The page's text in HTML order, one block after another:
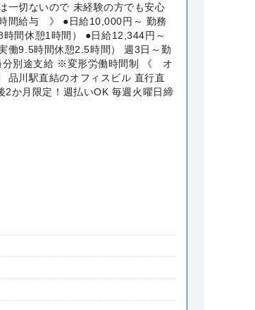
一切ないので 未経験の方でも安心
間給与 》 ●日給10,000円～ 勤務
間休憩1時間） ●日給12,344円～
働9.5時間休憩2.5時間） 週3日～勤
分別途支給 ※変形労働時間制 《 オ
川駅直結のオフィスビル 直行直
2か月限定！週払いOK 毎週火曜日締